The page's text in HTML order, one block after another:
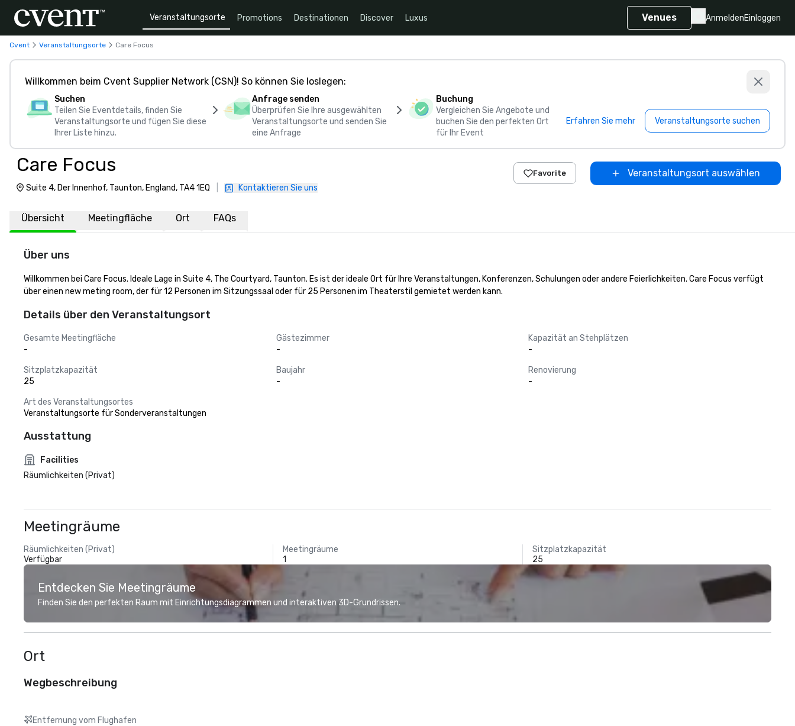
Veranstaltungsorte Promotions Destinationen Discover Luxus Venues AnmeldenEinloggen
Cvent Veranstaltungsorte Care Focus
Willkommen beim Cvent Supplier Network (CSN)! So können Sie loslegen:
Suchen
Teilen Sie Eventdetails, finden Sie
Veranstaltungsorte und fügen Sie diese
Ihrer Liste hinzu.
Anfrage senden
Überprüfen Sie Ihre ausgewählten
Veranstaltungsorte und senden Sie
eine Anfrage
Buchung
Vergleichen Sie Angebote und
buchen Sie den perfekten Ort
für Ihr Event
Erfahren Sie mehr Veranstaltungsorte suchen
Care Focus
Suite 4, Der Innenhof, Taunton, England, TA4 1EQ Kontaktieren Sie uns
Favorite Veranstaltungsort auswählen
Übersicht Meetingfläche Ort FAQs
Über uns
Willkommen bei Care Focus. Ideale Lage in Suite 4, The Courtyard, Taunton. Es ist der ideale Ort für Ihre Veranstaltungen, Konferenzen, Schulungen oder andere Feierlichkeiten. Care Focus verfügt
über einen new meting room, der für 12 Personen im Sitzungssaal oder für 25 Personen im Theaterstil gemietet werden kann.
Details über den Veranstaltungsort
Gesamte Meetingfläche
-
Gästezimmer
-
Kapazität an Stehplätzen
-
Sitzplatzkapazität
25
Baujahr
-
Renovierung
-
Art des Veranstaltungsortes
Veranstaltungsorte für Sonderveranstaltungen
Ausstattung
Facilities
Räumlichkeiten (Privat)
Meetingräume
Räumlichkeiten (Privat)
Verfügbar
Meetingräume
1
Sitzplatzkapazität
25
Entdecken Sie Meetingräume
Finden Sie den perfekten Raum mit Einrichtungsdiagrammen und interaktiven 3D-Grundrissen.
Ort
Wegbeschreibung
Entfernung vom Flughafen